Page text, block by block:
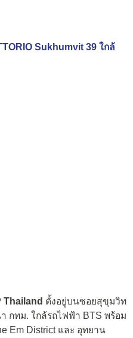
Sukhumvit 39 ใกล้
Thailand ตั้งอยู่บนซอยสุขุมวิท
กทม. ใกล้รถไฟฟ้า BTS พร้อม
Em District และ อุทยาน